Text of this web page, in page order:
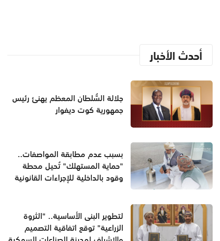
أحدث الأخبار
جلالة السُّلطان المعظم يهنئ رئيس
جمهورية كوت ديفوار
بسبب عدم مطابقة المواصفات..
"حماية المستهلك" تُحيل محطة
وقود بالداخلية للإجراءات القانونية
لتطوير البنى الأساسية.. "الثروة
الزراعية" توقع اتفاقية التصميم